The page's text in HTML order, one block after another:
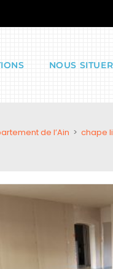
NOUS SITUER
de l’Ain > chape